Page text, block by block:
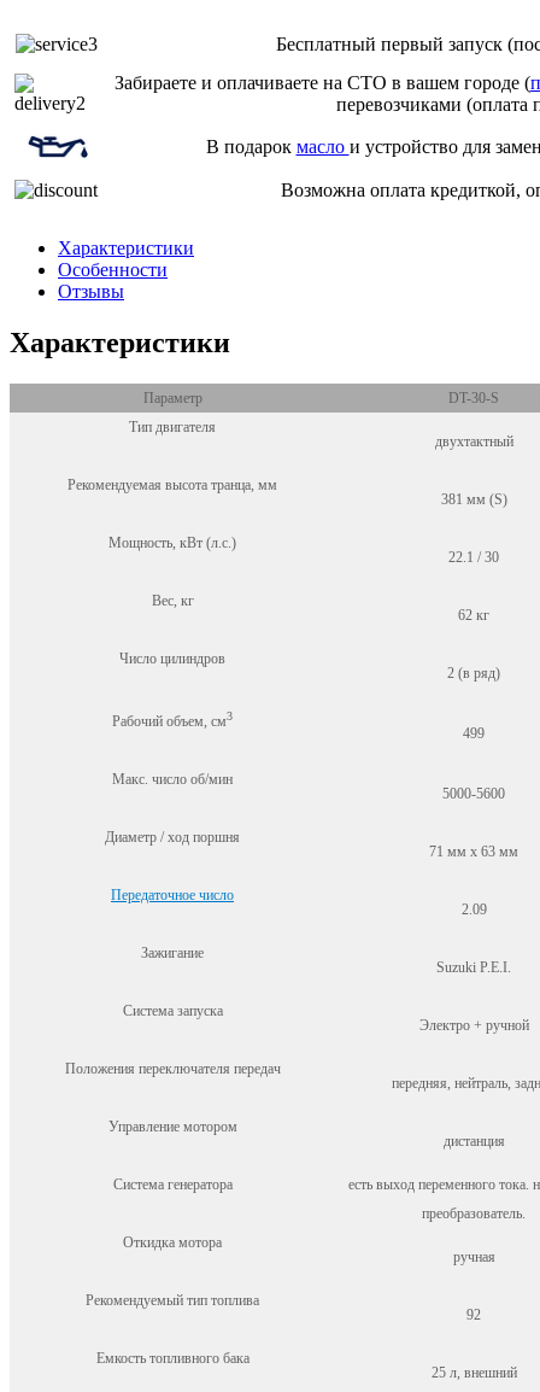
Бесплатный первый запуск
Забираете и оплачиваете на СТО в вашем городе (
перевозчиками (оплата
В подарок масло и устройство для
Возможна оплата кредиткой,
Характеристики
Особенности
Отзывы
Характеристики
Параметр
DT-30-S
Тип двигателя
двухтактный
Рекомендуемая высота транца, мм
381 мм (S)
Мощность, кВт (л.с.)
22.1 / 30
Вес, кг
62 кг
Число цилиндров
2 (в ряд)
Рабочий объем, см3
499
Макс. число об/мин
5000-5600
Диаметр / ход поршня
71 мм х 63 мм
Передаточное число
2.09
Зажигание
Suzuki P.E.I.
Система запуска
Электро + ручной
Положения переключателя передач
передняя, нейтраль,
Управление мотором
дистанция
Система генератора
есть выход переменного тока.
преобразователь.
Откидка мотора
ручная
Рекомендуемый тип топлива
92
Емкость топливного бака
25 л, внешний